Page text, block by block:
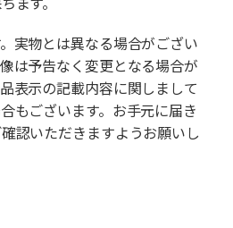
実物とは異なる場合がござい
は予告なく変更となる場合が
表示の記載内容に関しまして
もございます。お手元に届き
認いただきますようお願いし